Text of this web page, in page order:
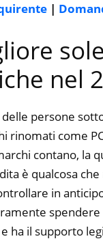
|
nel
persone
rinomati come
contano, la
è qualcosa
in
spendere
ha il supporto